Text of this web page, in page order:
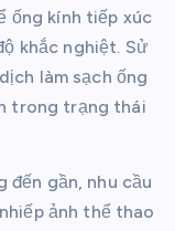
ống kính tiếp xúc
khắc nghiệt. Sử
làm sạch ống
trong trạng thái
đến gần, nhu cầu
ảnh thể thao